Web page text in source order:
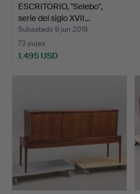
ESCRITORIO, "Selebo",
serie del siglo XVII…
Subastado 9 jun 2019
73 pujas
1.495 USD